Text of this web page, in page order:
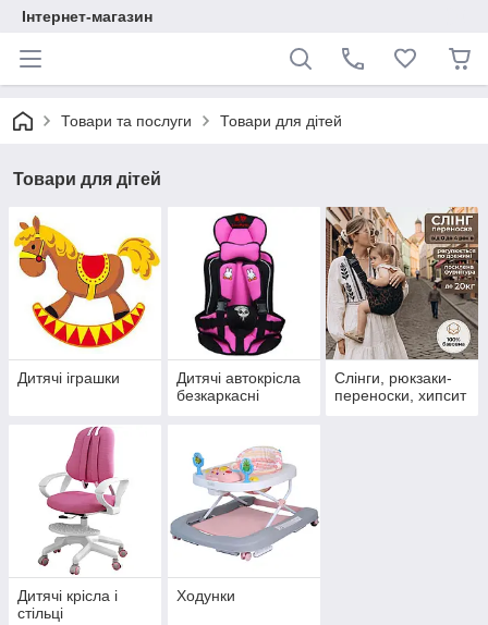
Інтернет-магазин
Товари та послуги Товари для дітей
Товари для дітей
Дитячі іграшки
Дитячі автокрісла
безкаркасні
Слінги, рюкзаки-
переноски, хипсит
Дитячі крісла і
стільці
Ходунки